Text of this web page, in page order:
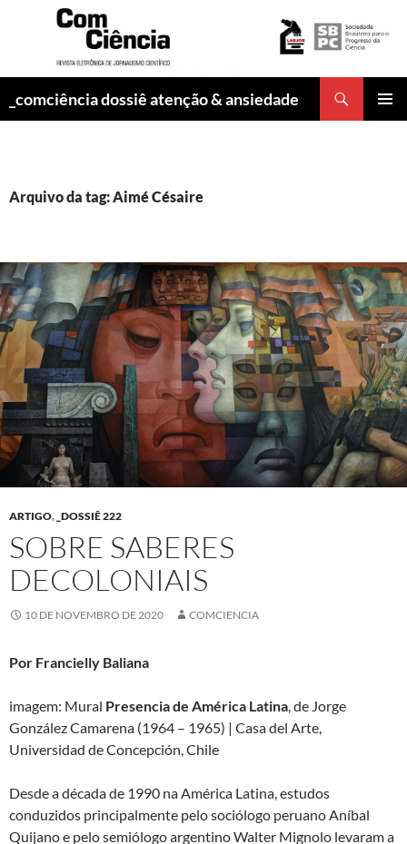
_comciência dossiê atenção & ansiedade
Arquivo da tag: Aimé Césaire
ARTIGO, _DOSSIÊ 222
SOBRE SABERES
DECOLONIAIS
10 DE NOVEMBRO DE 2020 COMCIENCIA
Por Francielly Baliana
imagem: Mural Presencia de América Latina, de Jorge
González Camarena (1964 – 1965) | Casa del Arte,
Universidad de Concepción, Chile
Desde a década de 1990 na América Latina, estudos
conduzidos principalmente pelo sociólogo peruano Aníbal
Quijano e pelo semiólogo argentino Walter Mignolo levaram a